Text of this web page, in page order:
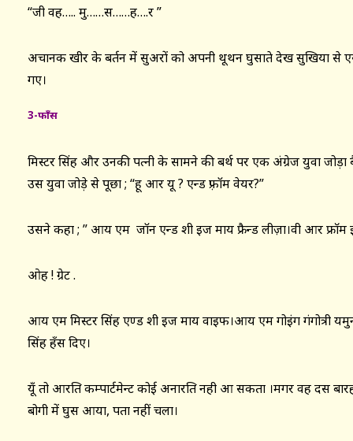
“जी वह….. मु……स……ह….र ”
अचानक खीर के बर्तन में सुअरों को अपनी थूथन घुसाते देख सुखिया से
गए।
3-फाँस
मिस्टर सिंह और उनकी पत्नी के सामने की बर्थ पर एक अंग्रेज युवा जोड़ा
उस युवा जोड़े से पूछा ; “हू आर यू ? एन्ड फ़्रॉम वेयर?”
उसने कहा ; ” आय एम जॉन एन्ड शी इज माय फ्रैन्ड लीज़ा।वी आर फ्राॅम
ओह ! ग्रेट .
आय एम मिस्टर सिंह एण्ड शी इज माय वाइफ।आय एम गोइंग गंगोत्री
सिंह हँस दिए।
यूँ तो आरक्षित कम्पार्टमेन्ट कोई अनारक्षित नही आ सकता ।मगर वह दस
बोगी में घुस आया, पता नहीं चला।